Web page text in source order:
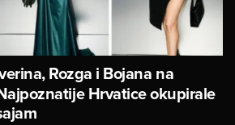
Rozga i Bojana na
Hrvatice okupirale